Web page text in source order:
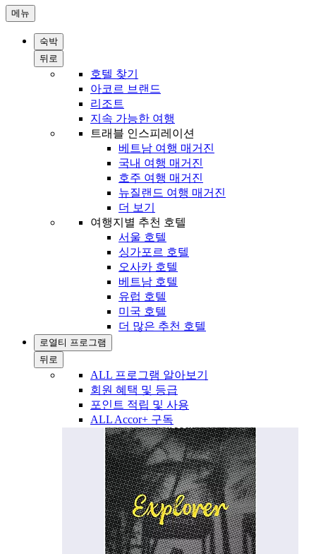
메뉴
숙박
뒤로
호텔 찾기
아코르 브랜드
리조트
지속 가능한 여행
트래블 인스피레이션
베트남 여행 매거진
국내 여행 매거진
호주 여행 매거진
뉴질랜드 여행 매거진
더 보기
여행지별 추천 호텔
서울 호텔
싱가포르 호텔
오사카 호텔
베트남 호텔
유럽 호텔
미국 호텔
더 많은 추천 호텔
로열티 프로그램
뒤로
ALL 프로그램 알아보기
회원 혜택 및 등급
포인트 적립 및 사용
ALL Accor+ 구독